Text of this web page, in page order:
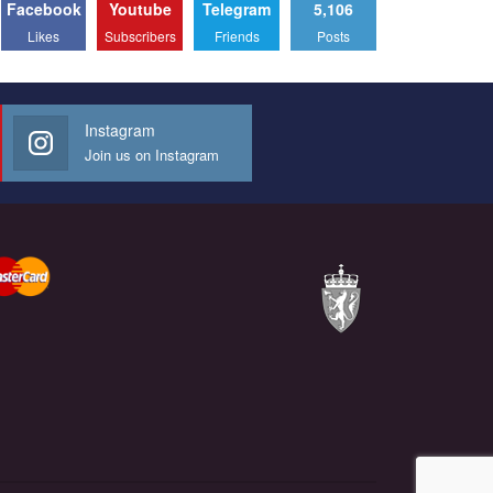
Facebook
Likes
Youtube
Subscribers
Telegram
Friends
5,106
Posts
Instagram
Join us on Instagram